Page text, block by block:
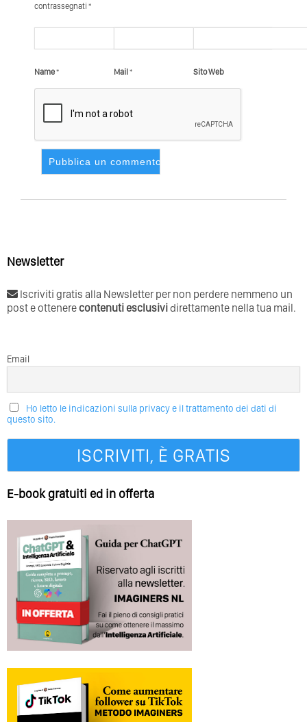
contrassegnati *
Name* Mail* Sito Web
Newsletter
Iscriviti gratis alla Newsletter per non perdere nemmeno un
post e ottenerecontenuti esclusividirettamente nella tua mail.
Email
Ho letto le indicazioni sulla privacy e il trattamento dei dati di
questo sito.
E-book gratuiti ed in offerta